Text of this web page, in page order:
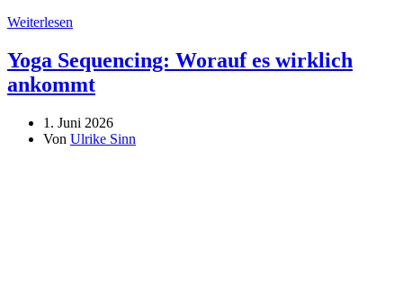
Weiterlesen
Yoga Sequencing: Worauf es wirklich
ankommt
1. Juni 2026
Von Ulrike Sinn